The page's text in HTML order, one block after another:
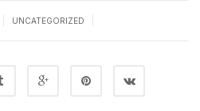
UNCATEGORIZED